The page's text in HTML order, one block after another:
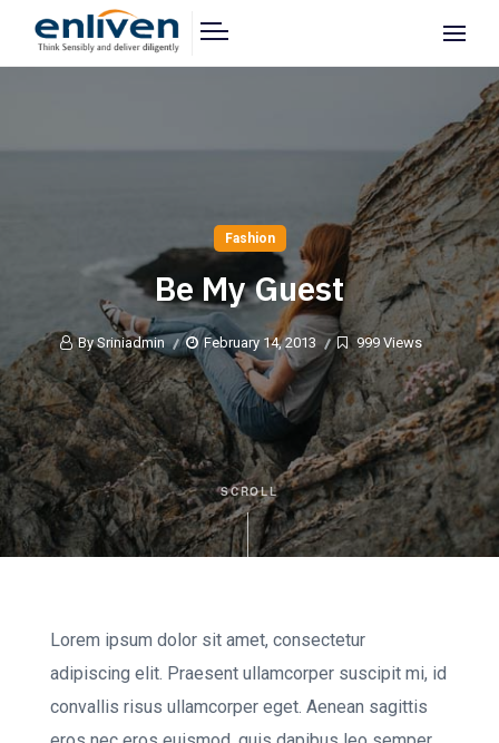
Fashion
Be My Guest
By Sriniadmin February 14, 2013 999 Views
SCROLL
Lorem ipsum dolor sit amet, consectetur
adipiscing elit. Praesent ullamcorper suscipit mi, id
convallis risus ullamcorper eget. Aenean sagittis